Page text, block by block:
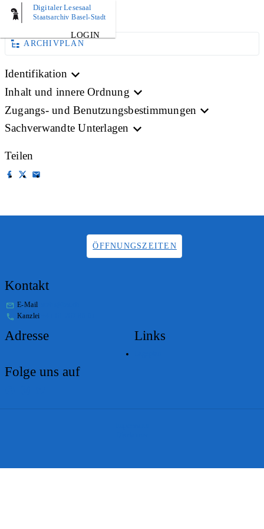
Digitaler Lesesaal
Staatsarchiv Basel-Stadt
LOGIN
BILD
ARCHIVPLAN
Identifikation
Inhalt und innere Ordnung
Zugangs- und Benutzungsbestimmungen
Sachverwandte Unterlagen
Teilen
ÖFFNUNGSZEITEN
Kontakt
E-Mail
Kanzlei
Adresse Links
Folge uns auf